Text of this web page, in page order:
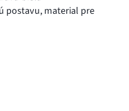
postavu, material pre